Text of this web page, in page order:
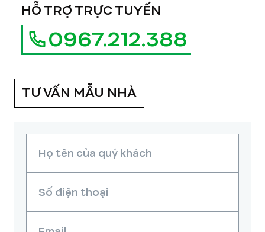
HỖ TRỢ TRỰC TUYẾN
0967.212.388
TƯ VẤN MẪU NHÀ